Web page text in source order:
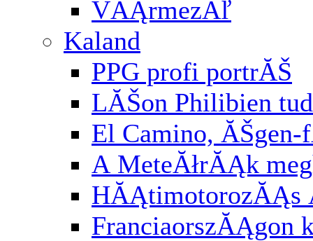
VĂĄrmezĂľ
Kaland
PPG profi portrĂŠ
LĂŠon Philibien
El Camino, ĂŠgen-
A MeteĂłrĂĄk
HĂĄtimotorozĂĄs
FranciaorszĂĄgon